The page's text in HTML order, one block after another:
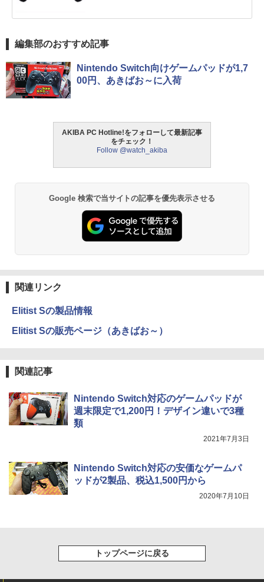
編集部のおすすめ記事
Nintendo Switch向けゲームパッドが1,7
00円、あきばお～に入荷
AKIBA PC Hotline!をフォローして最新記事
をチェック！
Follow @watch_akiba
Google 検索で当サイトの記事を優先表示させる
関連リンク
Elitist Sの製品情報
Elitist Sの販売ページ（あきばお～）
関連記事
Nintendo Switch対応のゲームパッドが
週末限定で1,200円！デザイン違いで3種
類
2021年7月3日
Nintendo Switch対応の安価なゲームパ
ッドが2製品、税込1,500円から
2020年7月10日
トップページに戻る